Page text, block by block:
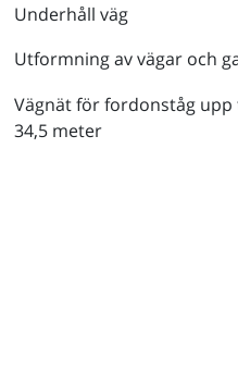
Underhåll väg
Utformning av vägar och
Vägnät för fordonståg upp
34,5 meter